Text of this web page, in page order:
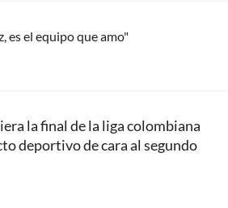
es el equipo que amo"
la final de la liga colombiana
deportivo de cara al segundo